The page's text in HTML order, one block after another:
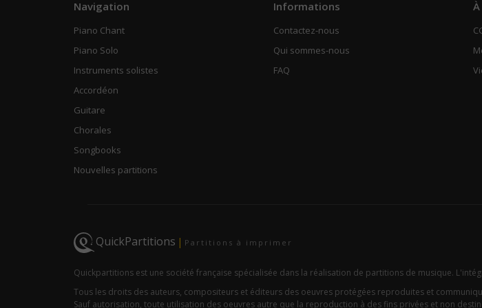
Navigation
Piano Chant
Piano Solo
Instruments solistes
Accordéon
Guitare
Chorales
Songbooks
Nouvelles partitions
Informations
Contactez-nous
Qui sommes-nous
FAQ
QuickPartitions | Partitions à imprimer
Quickpartitions est une société française spécialisée dans la réalisation de partitions de musique.
Tous les droits des auteurs, compositeurs et éditeurs des oeuvres protégées reproduites et
Sauf autorisation, toute utilisation des oeuvres autre que la reproduction à des fins privées et non